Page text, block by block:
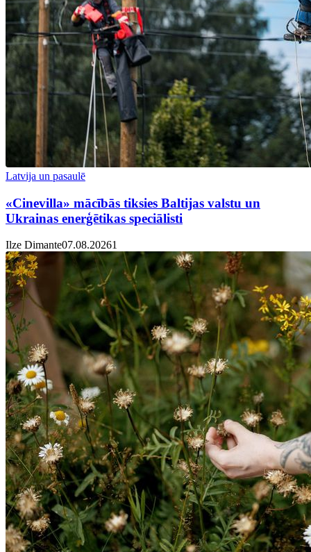
Latvija un pasaulē
«Cinevilla» mācībās tiksies Baltijas valstu un
Ukrainas enerģētikas speciālisti
Ilze Dimante07.08.20261